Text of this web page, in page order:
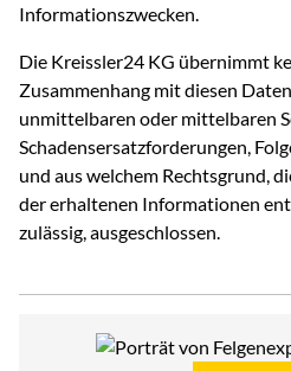
Informationszwecken.
Die Kreissler24 KG übernimmt
Zusammenhang mit diesen
unmittelbaren oder mittelbaren
Schadensersatzforderungen,
und aus welchem Rechtsgrund,
der erhaltenen Informationen
zulässig, ausgeschlossen.